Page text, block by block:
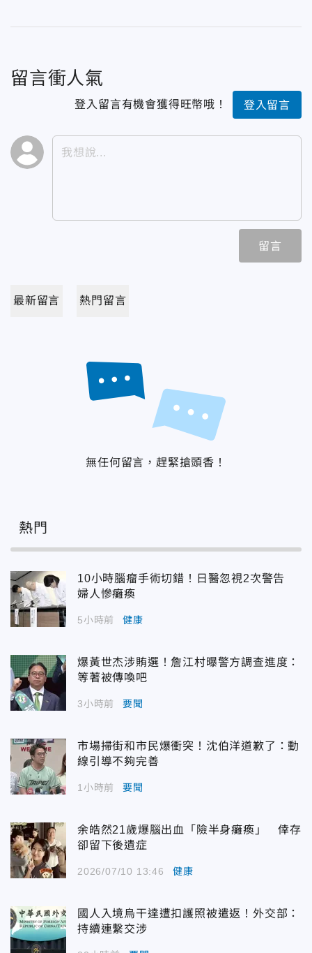
留言衝人氣
登入留言有機會獲得旺幣哦！ 登入留言
留言
最新留言 熱門留言
無任何留言，趕緊搶頭香！
熱門
10小時腦瘤手術切錯！日醫忽視2次警告
婦人慘癱瘓
5小時前 健康
爆黃世杰涉賄選！詹江村曝警方調查進度：
等著被傳喚吧
3小時前 要聞
市場掃街和市民爆衝突！沈伯洋道歉了：動
線引導不夠完善
1小時前 要聞
余皓然21歲爆腦出血「險半身癱瘓」 倖存
卻留下後遺症
2026/07/10 13:46 健康
國人入境烏干達遭扣護照被遣返！外交部：
持續連繫交涉